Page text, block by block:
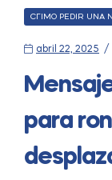
CATEGORIES
CГІMO PEDIR UNA
abril 22, 2025
para